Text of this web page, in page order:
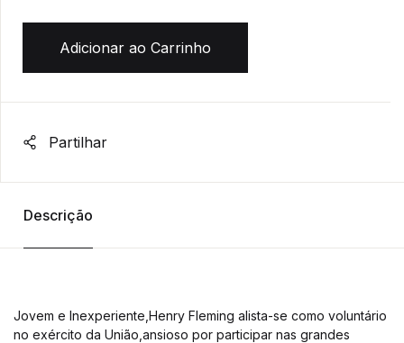
Adicionar ao Carrinho
Partilhar
Descrição
Jovem e Inexperiente,Henry Fleming alista-se como voluntário
no exército da União,ansioso por participar nas grandes